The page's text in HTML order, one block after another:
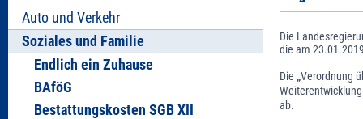
Auto und Verkehr
Soziales und Familie
Endlich ein Zuhause
BAföG
Bestattungskosten SGB XII
Die
die am
Die „Verordnung
ab.